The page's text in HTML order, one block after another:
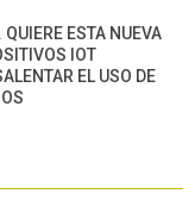
QUIERE ESTA NUEVA
IOT
EL USO DE